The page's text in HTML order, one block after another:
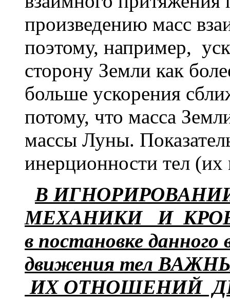
произведению масс
поэтому, например,
сторону Земли как
больше ускорения
потому, что масса
массы Луны.
инерционности тел (их
В ИГНОРИРОВАНИИ
МЕХАНИКИ И
в постановке
движения тел
ИХ ОТНОШЕНИЙ